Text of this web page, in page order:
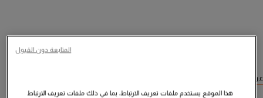
عرض منتجات مشابهة
هذا الموقع يستخدم ملفات تعريف الارتباط، بما في ذلك ملفات تعريف الارتباط
المتابعة دون القبول